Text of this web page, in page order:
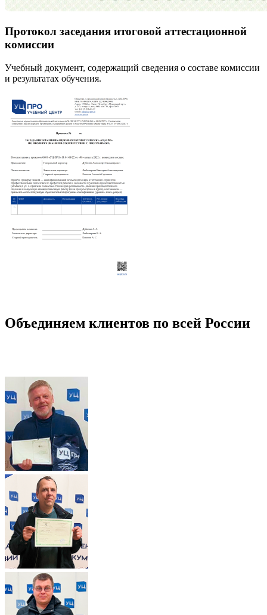
Протокол заседания итоговой аттестационной
комиссии
Учебный документ, содержащий сведения о составе комиссии
и результатах обучения.
Объединяем клиентов по всей России